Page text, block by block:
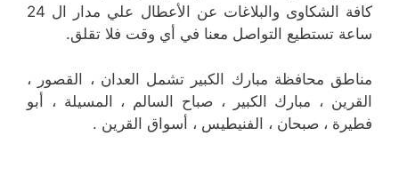
كافة الشكاوى والبلاغات عن الأعطال علي مدار ال 24
ساعة تستطيع التواصل معنا في أي وقت فلا تقلق.
مناطق محافظة مبارك الكبير تشمل العدان ، القصور ،
القرين ، مبارك الكبير ، صباح السالم ، المسيلة ، أبو
فطيرة ، صبحان ، الفنيطيس ، أسواق القرين .